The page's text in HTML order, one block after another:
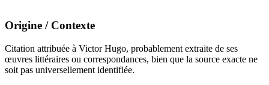
Origine / Contexte
Citation attribuée à Victor Hugo, probablement extraite de ses
œuvres littéraires ou correspondances, bien que la source exacte ne
soit pas universellement identifiée.